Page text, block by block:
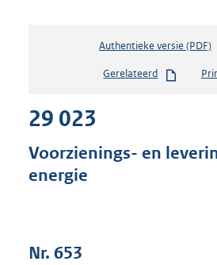
Authentieke versie (PDF)b
s
s
Gerelateerd
29 023
Voorzienings- en
energie
Nr. 653